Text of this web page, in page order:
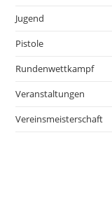
Jugend
Pistole
Rundenwettkampf
Veranstaltungen
Vereinsmeisterschaft